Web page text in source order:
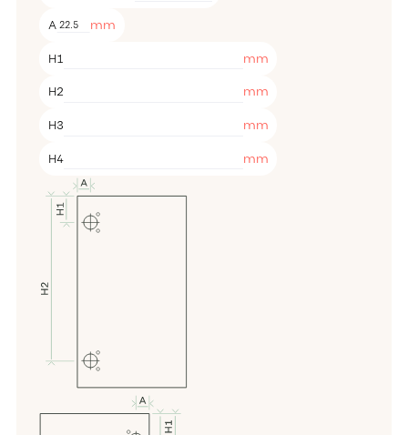
A mm
H1 mm
H2 mm
H3 mm
H4 mm